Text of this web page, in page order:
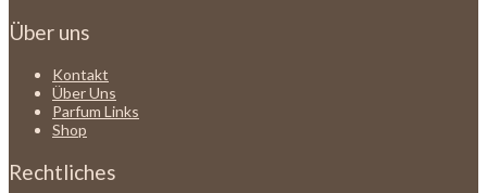
Über uns
Kontakt
Über Uns
Parfum Links
Shop
Rechtliches